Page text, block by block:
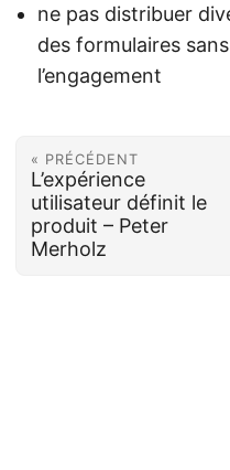
ne pas distribuer
des formulaires
l’engagement
« PRÉCÉDENT
L’expérience
utilisateur définit le
produit – Peter
Merholz